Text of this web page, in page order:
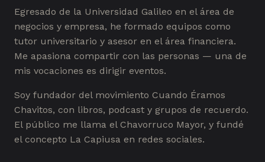
Egresado de la Universidad Galileo en el área de
negocios y empresa, he formado equipos como
tutor universitario y asesor en el área financiera.
Me apasiona compartir con las personas — una de
mis vocaciones es dirigir eventos.
Soy fundador del movimiento Cuando Éramos
Chavitos, con libros, podcast y grupos de recuerdo.
El público me llama el Chavorruco Mayor, y fundé
el concepto La Capiusa en redes sociales.